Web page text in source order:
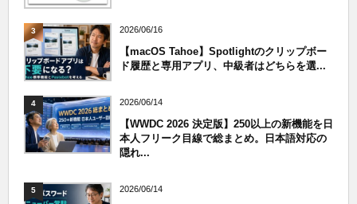
3 2026/06/16
【macOS Tahoe】Spotlightのクリップボー
ド履歴と専用アプリ、中級者はどちらを選...
4 2026/06/14
【WWDC 2026 決定版】250以上の新機能を日
本人フリーク目線で総まとめ。日本語対応の
隠れ...
5 2026/06/14